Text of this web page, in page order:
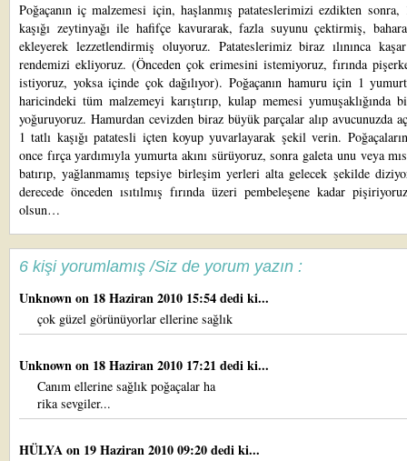
Poğaçanın iç malzemesi için, haşlanmış patateslerimizi ezdikten sonra,
kaşığı zeytinyağı ile hafifçe kavurarak, fazla suyunu çektirmiş,
ekleyerek lezzetlendirmiş oluyoruz. Patateslerimiz biraz ılınınca
rendemizi ekliyoruz. (Önceden çok erimesini istemiyoruz, fırında
istiyoruz, yoksa içinde çok dağılıyor). Poğaçanın hamuru için 1
haricindeki tüm malzemeyi karıştırıp, kulap memesi yumuşaklığında
yoğuruyoruz. Hamurdan cevizden biraz büyük parçalar alıp avucunuzda
1 tatlı kaşığı patatesli içten koyup yuvarlayarak şekil verin.
once fırça yardımıyla yumurta akını sürüyoruz, sonra galeta unu veya
batırıp, yağlanmamış tepsiye birleşim yerleri alta gelecek şekilde
derecede önceden ısıtılmış fırında üzeri pembeleşene kadar
olsun…
6 kişi yorumlamış /Siz de yorum yazın :
Unknownon 18 Haziran 2010 15:54 dedi ki...
çok güzel görünüyorlar ellerine sağlık
Unknownon 18 Haziran 2010 17:21 dedi ki...
Canım ellerine sağlık poğaçalar ha
rika sevgiler...
HÜLYAon 19 Haziran 2010 09:20 dedi ki...